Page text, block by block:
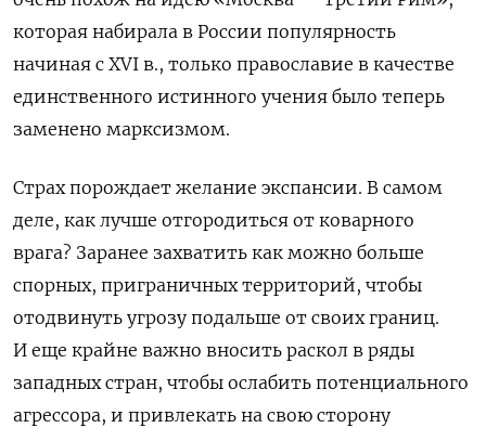
которая набирала в России популярность
начиная с XVI в., только православие в качестве
единственного истинного учения было теперь
заменено марксизмом.
Страх порождает желание экспансии. В самом
деле, как лучше отгородиться от коварного
врага? Заранее захватить как можно больше
спорных, приграничных территорий, чтобы
отодвинуть угрозу подальше от своих границ.
И еще крайне важно вносить раскол в ряды
западных стран, чтобы ослабить потенциального
агрессора, и привлекать на свою сторону